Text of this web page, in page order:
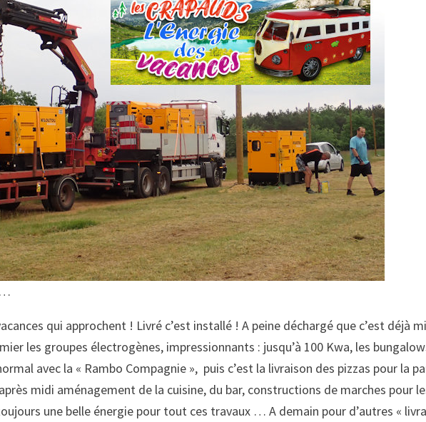
…
qui approchent ! Livré c’est installé ! A peine déchargé que c’est déjà
les groupes électrogènes, impressionnants : jusqu’à 100 Kwa, les
avec la « Rambo Compagnie », puis c’est la livraison des pizzas pour la
midi aménagement de la cuisine, du bar, constructions de marches pour
une belle énergie pour tout ces travaux … A demain pour d’autres «